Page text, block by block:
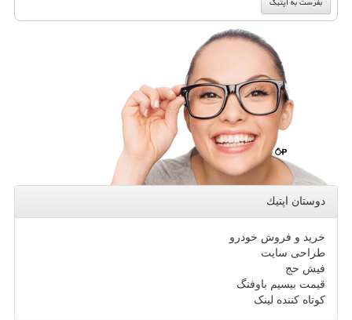
دوستان اپتیك
خرید و فروش خودرو
طراحی سایت
فیش حج
قیمت بیسیم باوفنگ
کوتاه کننده لینک